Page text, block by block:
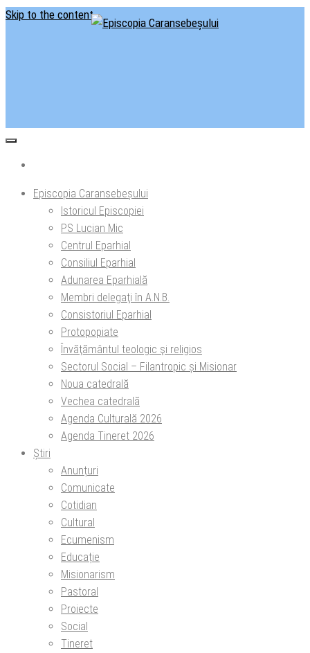
Skip to the content
Episcopia Caransebeșului
Istoricul Episcopiei
PS Lucian Mic
Centrul Eparhial
Consiliul Eparhial
Adunarea Eparhială
Membri delegaţi în A.N.B.
Consistoriul Eparhial
Protopopiate
Învăţământul teologic şi religios
Sectorul Social – Filantropic și Misionar
Noua catedrală
Vechea catedrală
Agenda Culturală 2026
Agenda Tineret 2026
Știri
Anunțuri
Comunicate
Cotidian
Cultural
Ecumenism
Educație
Misionarism
Pastoral
Proiecte
Social
Tineret